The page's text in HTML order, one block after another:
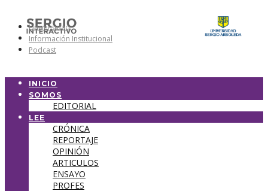
Universidad
Información Institucional
Podcast
INICIO
SOMOS
EDITORIAL
LEE
CRÓNICA
REPORTAJE
OPINIÓN
ARTICULOS
ENSAYO
PROFES